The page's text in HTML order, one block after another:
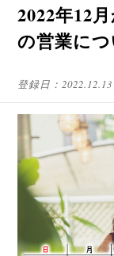
2022年12
の営業に
登録日： 2022.12.13